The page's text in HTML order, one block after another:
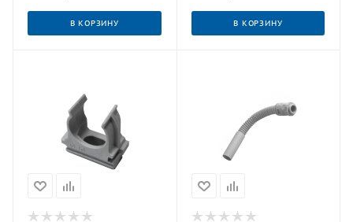
В КОРЗИНУ В КОРЗИНУ